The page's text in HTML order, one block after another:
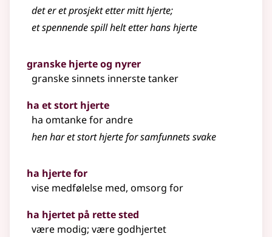
det er et prosjekt etter mitt hjerte;
et spennende spill helt etter hans hjerte
granske hjerte og nyrer
granske sinnets innerste tanker
ha et stort hjerte
ha omtanke for andre
hen har et stort hjerte for samfunnets svake
ha hjerte for
vise medfølelse med, omsorg for
ha hjertet på rette sted
være modig; være godhjertet